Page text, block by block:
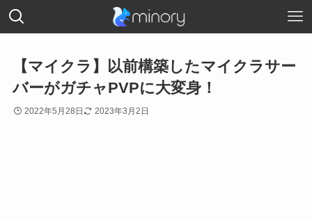
【マイクラ】以前構築したマイクラサー
バーがガチャPVPに大変身！
2022年5月28日 2023年3月2日